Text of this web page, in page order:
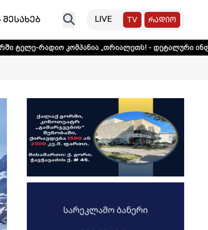
შესახებ LIVE TV რადიო
„თრიალეთს! - დეტალური ინფორმაციისთვის